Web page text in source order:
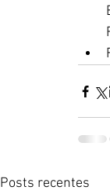
Posts recentes